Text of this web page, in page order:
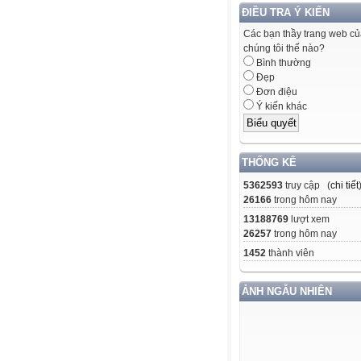
ĐIỀU TRA Ý KIẾN
Các bạn thầy trang web
chúng tôi thế nào?
Bình thường
Đẹp
Đơn điệu
Ý kiến khác
THỐNG KÊ
5362593 truy cập (chi tiết)
26166 trong hôm nay
13188769 lượt xem
26257 trong hôm nay
1452 thành viên
ẢNH NGẪU NHIÊN